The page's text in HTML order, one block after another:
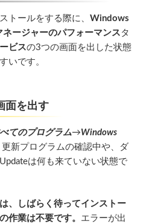
トールをする際に、 Windows
ネージャーのパフォーマンス タ
ビスの3つの画面を出した状態
いです。
面を出す
てのプログラム→Windows
新プログラムの確認中や、ダ
は何も来ていない状態で
、しばらく待ってインストー
作業は不要です。 エラーが出